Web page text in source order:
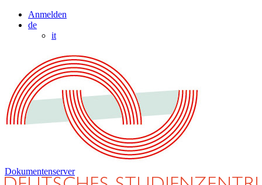
Anmelden
de
it
Dokumentenserver